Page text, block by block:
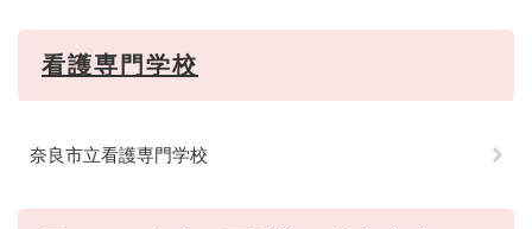
看護専門学校
奈良市立看護専門学校